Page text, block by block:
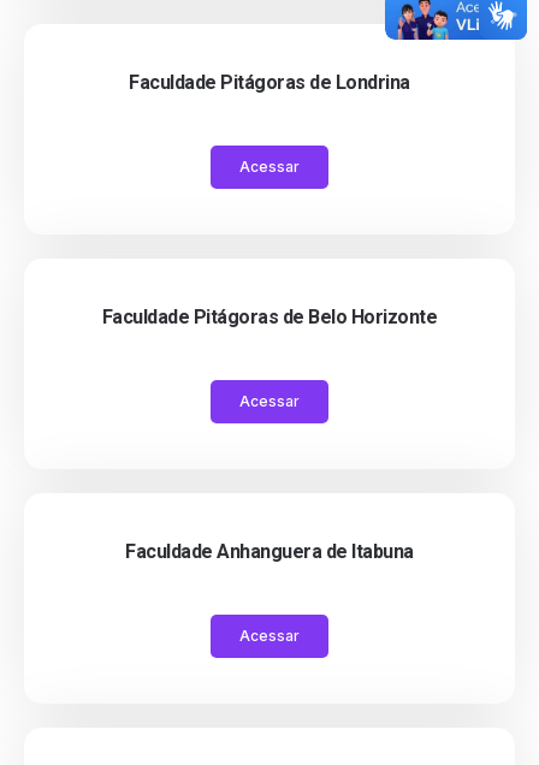
Faculdade Pitágoras de Londrina
Acessar
Faculdade Pitágoras de Belo Horizonte
Acessar
Faculdade Anhanguera de Itabuna
Acessar